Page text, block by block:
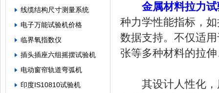
线缆结构尺寸测量系统
电子万能试验机价格
临界氧指数仪
插头插座六组摇摆试验机
电动窗帘轨道弯弧机
印度IS10810试验机
金属材料拉力
种力学性能指标，
数据支持。不仅适
张等多种材料的拉
其设计人性化，